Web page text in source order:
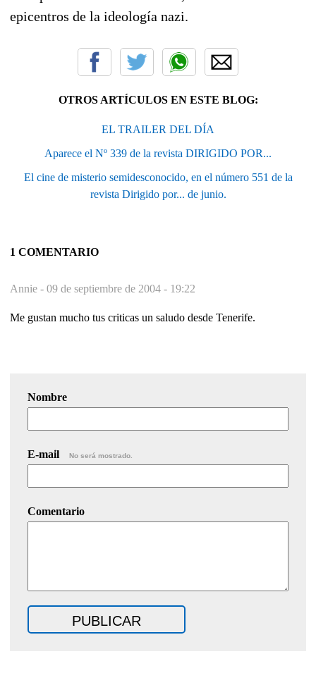
epicentros de la ideología nazi.
OTROS ARTÍCULOS EN ESTE BLOG:
EL TRAILER DEL DÍA
Aparece el Nº 339 de la revista DIRIGIDO POR...
El cine de misterio semidesconocido, en el número 551 de la
revista Dirigido por... de junio.
1 COMENTARIO
Annie - 09 de septiembre de 2004 - 19:22
Me gustan mucho tus criticas un saludo desde Tenerife.
Nombre
E-mail No será mostrado.
Comentario